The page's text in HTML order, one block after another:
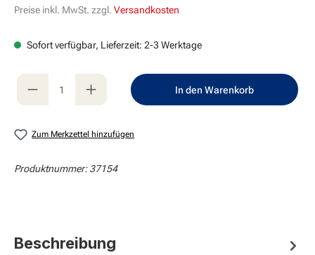
Preise inkl. MwSt. zzgl. Versandkosten
Sofort verfügbar, Lieferzeit: 2-3 Werktage
Produkt Anzahl: Gib den gewünschten
In den Warenkorb
Zum Merkzettel hinzufügen
Produktnummer:37154
Beschreibung